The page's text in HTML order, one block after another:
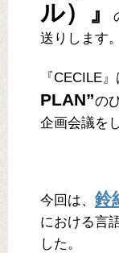
ル）』
送りします。
『CECILE
PLAN”の
企画会議を
今回は、 鈴
における言
した。